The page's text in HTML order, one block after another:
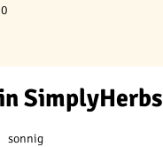
SimplyHerbs
sonnig